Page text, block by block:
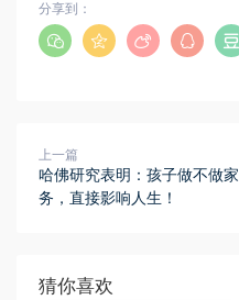
分享到：
上一篇
哈佛研究表明：孩子做不做家
务，直接影响人生！
猜你喜欢